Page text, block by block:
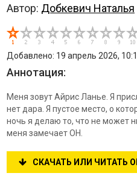
Автор: Добкевич Наталья
Добавлено: 19 апрель 2026,
Аннотация:
Меня зовут Айрис Ланье. Я
нет дара. Я пустое место, о
ночь я делаю то, что не может
меня замечает ОН.
СКАЧАТЬ ИЛИ ЧИТАТЬ